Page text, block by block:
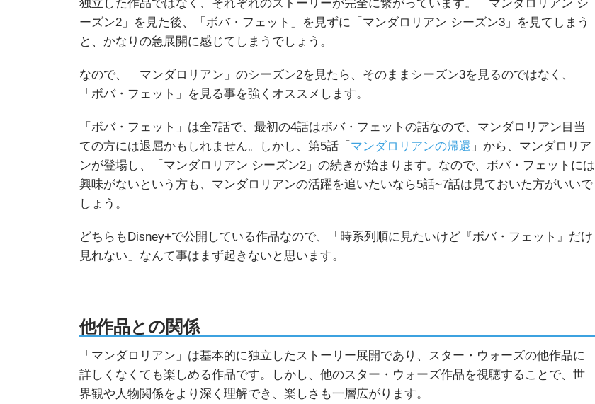
独立した作品ではなく、それぞれのストーリーが完全に繋がっています。「マンダロリアン シ
ーズン2」を見た後、「ボバ・フェット」を見ずに「マンダロリアン シーズン3」を見てしまう
と、かなりの急展開に感じてしまうでしょう。
なので、「マンダロリアン」のシーズン2を見たら、そのままシーズン3を見るのではなく、
「ボバ・フェット」を見る事を強くオススメします。
「ボバ・フェット」は全7話で、最初の4話はボバ・フェットの話なので、マンダロリアン目当
ての方には退屈かもしれません。しかし、第5話「 マンダロリアンの帰還 」から、マンダロリア
ンが登場し、「マンダロリアン シーズン2」の続きが始まります。なので、ボバ・フェットには
興味がないという方も、マンダロリアンの活躍を追いたいなら5話~7話は見ておいた方がいいで
しょう。
どちらもDisney+で公開している作品なので、「時系列順に見たいけど『ボバ・フェット』だけ
見れない」なんて事はまず起きないと思います。
他作品との関係
「マンダロリアン」は基本的に独立したストーリー展開であり、スター・ウォーズの他作品に
詳しくなくても楽しめる作品です。しかし、他のスター・ウォーズ作品を視聴することで、世
界観や人物関係をより深く理解でき、楽しさも一層広がります。